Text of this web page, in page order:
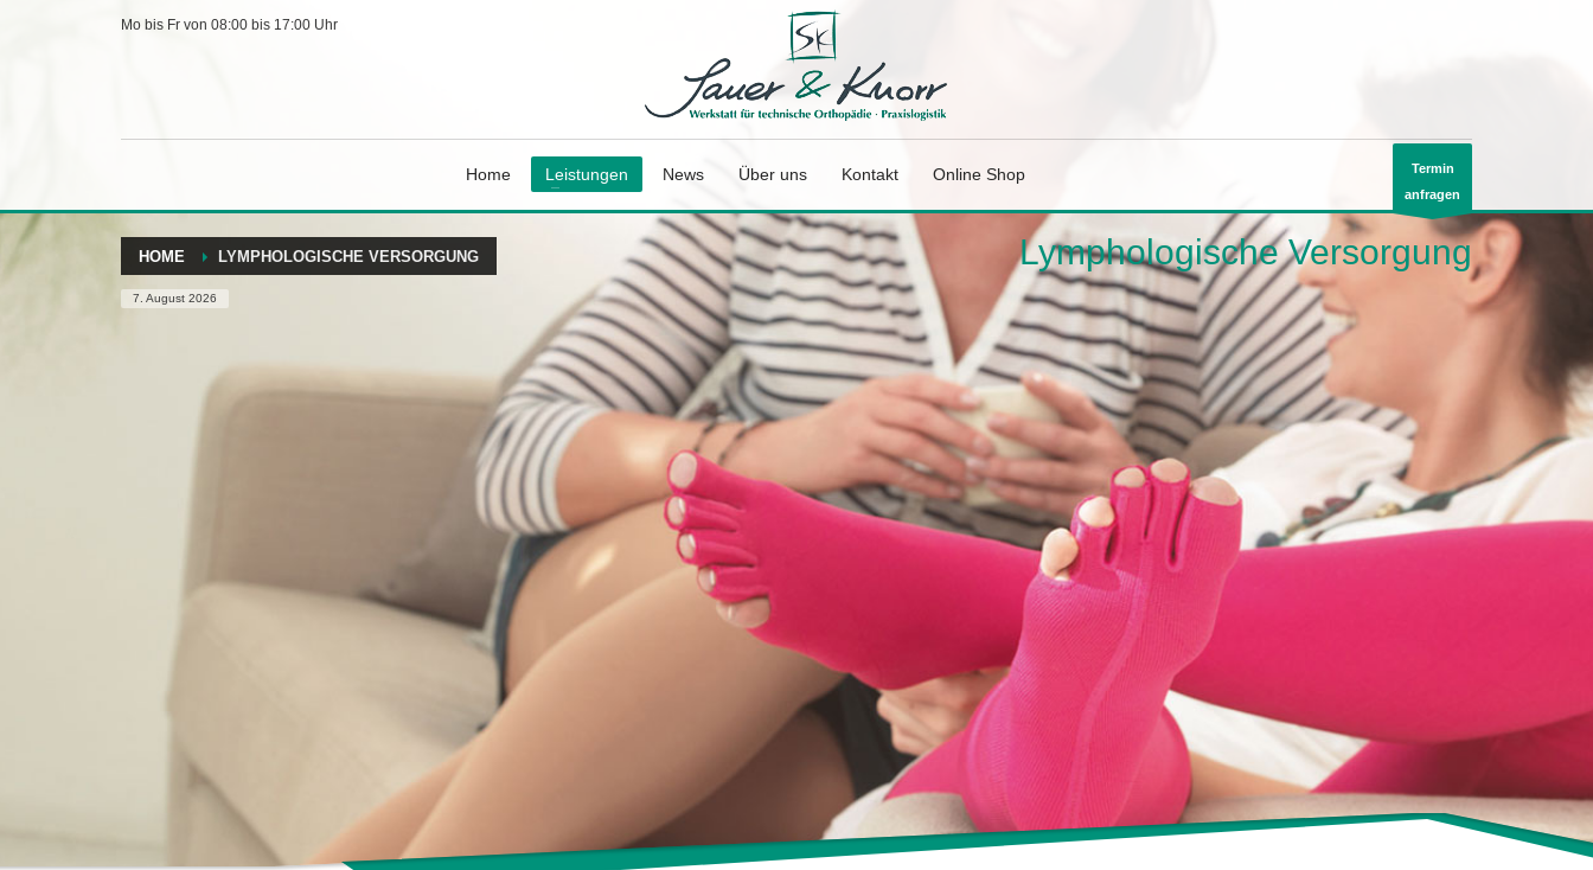
Mo bis Fr von 08:00 bis 17:00 Uhr
Home Leistungen News Über uns Kontakt Online Shop
Termin
anfragen
HOME LYMPHOLOGISCHE VERSORGUNG
7. August 2026
Lymphologische Versorgung